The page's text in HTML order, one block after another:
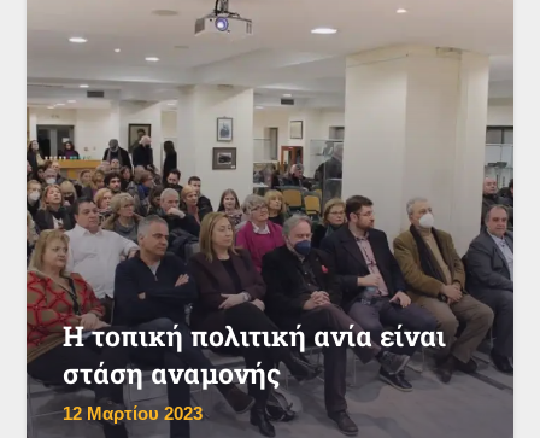
Η τοπική πολιτική ανία είναι
στάση αναμονής
12 Μαρτίου 2023